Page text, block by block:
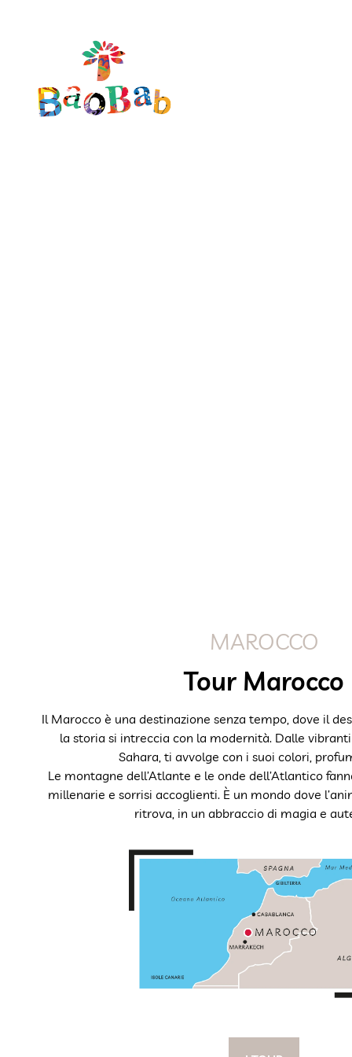
MAROCCO
Tour Marocco
Il Marocco è una destinazione senza tempo, dove il
la storia si intreccia con la modernità. Dalle
Sahara, ti avvolge con i suoi colori,
Le montagne dell’Atlante e le onde dell’Atlantico
millenarie e sorrisi accoglienti. È un mondo dove
ritrova, in un abbraccio di magia e